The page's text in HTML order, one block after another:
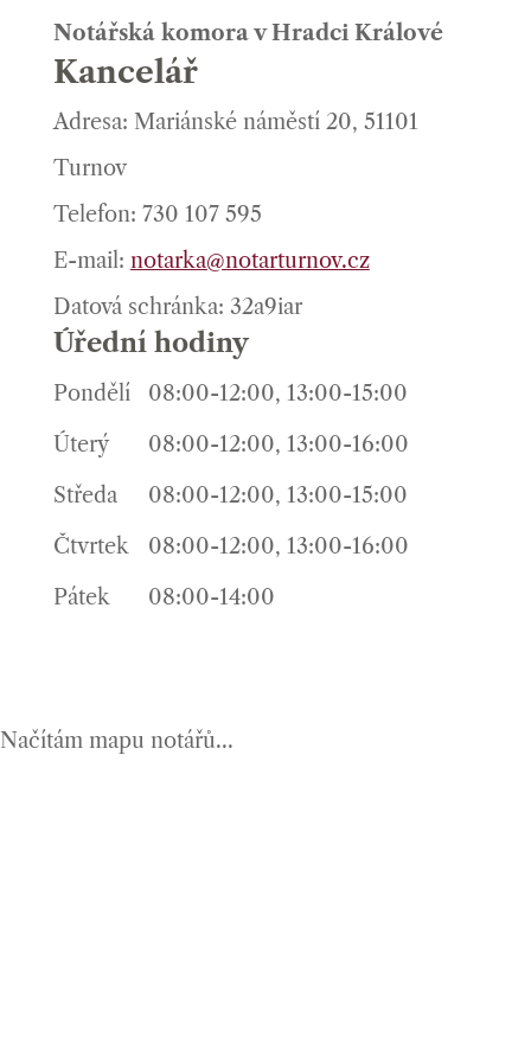
Notářská komora v Hradci Králové
Kancelář
Adresa: Mariánské náměstí 20, 51101
Turnov
Telefon: 730 107 595
E-mail: notarka@notarturnov.cz
Datová schránka: 32a9iar
Úřední hodiny
Pondělí
08:00-12:00, 13:00-15:00
Úterý
08:00-12:00, 13:00-16:00
Středa
08:00-12:00, 13:00-15:00
Čtvrtek
08:00-12:00, 13:00-16:00
Pátek
08:00-14:00
Načítám mapu notářů...